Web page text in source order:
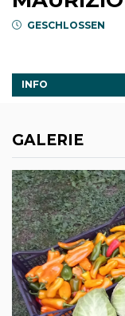
GESCHLOSSEN
INFO
GALERIE